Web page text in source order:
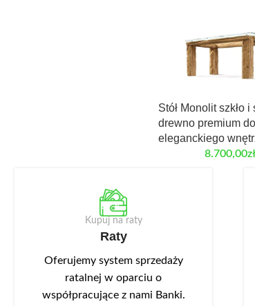
Stół Monolit szkło i
drewno premium do
eleganckiego
8.700,00zł
Kupuj na raty
Raty
Oferujemy system sprzedaży
ratalnej w oparciu o
współpracujące z nami Banki.